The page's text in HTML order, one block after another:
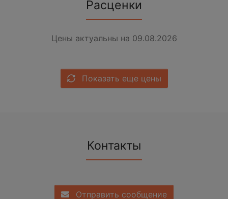
Расценки
Цены актуальны на 09.08.2026
Показать еще цены
Контакты
Отправить сообщение